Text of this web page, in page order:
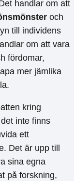
handlar om att
och
till individens
om att vara
fördomar,
mer jämlika
kring
inte finns
ett
Det är upp till
sina egna
på forskning,